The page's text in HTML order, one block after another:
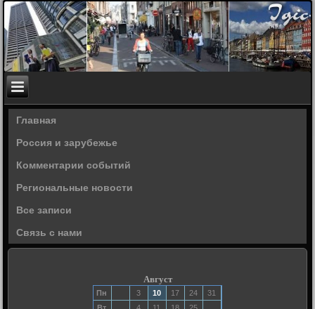
Главная
Россия и зарубежье
Комментарии событий
Региональные новости
Все записи
Связь с нами
Август
Пн 3 10 17 24
31